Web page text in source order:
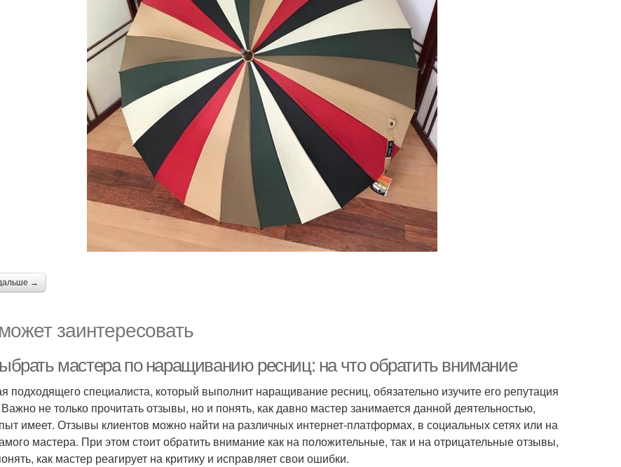
→
заинтересовать
мастера по наращиванию ресниц: на что обратить внимание
подходящего специалиста, который выполнит наращивание ресниц, обязательно изучите его репутация
не только прочитать отзывы, но и понять, как давно мастер занимается данной деятельностью,
имеет. Отзывы клиентов можно найти на различных интернет-платформах, в социальных сетях или на
мастера. При этом стоит обратить внимание как на положительные, так и на отрицательные отзывы,
как мастер реагирует на критику и исправляет свои ошибки.